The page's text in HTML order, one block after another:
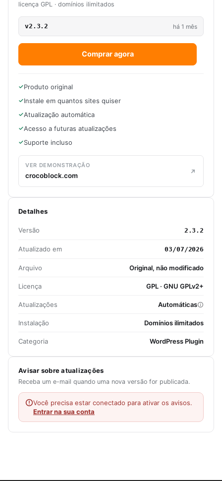
licença GPL · domínios ilimitados
v2.3.2 há 1 mês
Comprar agora
Produto original
Instale em quantos sites quiser
Atualização automática
Acesso a futuras atualizações
Suporte incluso
VER DEMONSTRAÇÃO
crocoblock.com
Detalhes
Versão 2.3.2
Atualizado em 03/07/2026
Arquivo Original, não modificado
Licença GPL · GNU GPLv2+
Atualizações Automáticas
Instalação Domínios ilimitados
Categoria WordPress Plugin
Avisar sobre atualizações
Receba um e-mail quando uma nova versão for publicada.
Você precisa estar conectado para ativar os avisos.
Entrar na sua conta